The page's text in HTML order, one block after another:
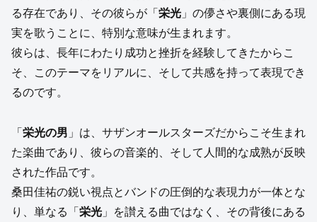
る存在であり、その彼らが「 栄光 」の儚さや裏側にある現
実を歌うことに、特別な意味が生まれます。
彼らは、長年にわたり成功と挫折を経験してきたからこ
そ、このテーマをリアルに、そして共感を持って表現でき
るのです。
「 栄光の男 」は、サザンオールスターズだからこそ生まれ
た楽曲であり、彼らの音楽的、そして人間的な成熟が反映
された作品です。
桑田佳祐の鋭い視点とバンドの圧倒的な表現力が一体とな
り、単なる「 栄光 」を讃える曲ではなく、その背後にある